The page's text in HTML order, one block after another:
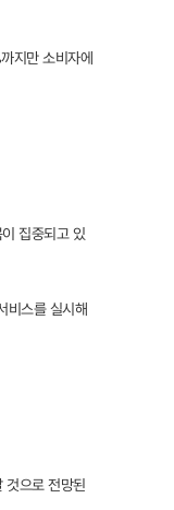
지만 소비자에
집중되고 있
비스를 실시해
으로 전망된